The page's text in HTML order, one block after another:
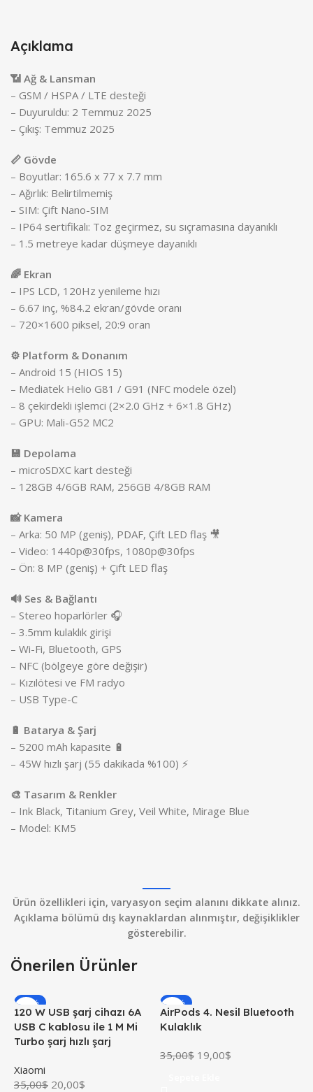
Açıklama
📶 Ağ & Lansman
– GSM / HSPA / LTE desteği
– Duyuruldu: 2 Temmuz 2025
– Çıkış: Temmuz 2025
📏 Gövde
– Boyutlar: 165.6 x 77 x 7.7 mm
– Ağırlık: Belirtilmemiş
– SIM: Çift Nano-SIM
– IP64 sertifikalı: Toz geçirmez, su sıçramasına dayanıklı
– 1.5 metreye kadar düşmeye dayanıklı
🌈 Ekran
– IPS LCD, 120Hz yenileme hızı
– 6.67 inç, %84.2 ekran/gövde oranı
– 720×1600 piksel, 20:9 oran
⚙️ Platform & Donanım
– Android 15 (HIOS 15)
– Mediatek Helio G81 / G91 (NFC modele özel)
– 8 çekirdekli işlemci (2×2.0 GHz + 6×1.8 GHz)
– GPU: Mali-G52 MC2
💾 Depolama
– microSDXC kart desteği
– 128GB 4/6GB RAM, 256GB 4/8GB RAM
📸 Kamera
– Arka: 50 MP (geniş), PDAF, Çift LED flaş 🎥
– Video: 1440p@30fps, 1080p@30fps
– Ön: 8 MP (geniş) + Çift LED flaş
🔊 Ses & Bağlantı
– Stereo hoparlörler 🎧
– 3.5mm kulaklık girişi
– Wi-Fi, Bluetooth, GPS
– NFC (bölgeye göre değişir)
– Kızılötesi ve FM radyo
– USB Type-C
🔋 Batarya & Şarj
– 5200 mAh kapasite 🔋
– 45W hızlı şarj (55 dakikada %100) ⚡
🎨 Tasarım & Renkler
– Ink Black, Titanium Grey, Veil White, Mirage Blue
– Model: KM5
Ürün özellikleri için, varyasyon seçim alanını dikkate alınız.
Açıklama bölümü dış kaynaklardan alınmıştır, değişiklikler
gösterebilir.
Önerilen Ürünler
-43%
120 W USB şarj cihazı 6A
USB C kablosu ile 1 M Mi
Turbo şarj hızlı şarj
Xiaomi
35,00$ 20,00$
-46%
AirPods 4. Nesil Bluetooth
Kulaklık
35,00$ 19,00$